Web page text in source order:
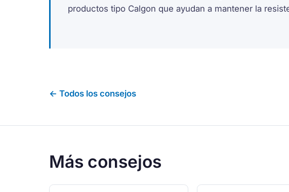
productos tipo Calgon que ayudan a mantener la
← Todos los consejos
Más consejos